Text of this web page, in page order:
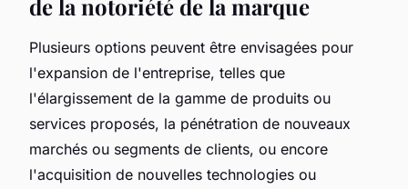
de la notoriété de la marque
Plusieurs options peuvent être envisagées pour
l'expansion de l'entreprise, telles que
l'élargissement de la gamme de produits ou
services proposés, la pénétration de nouveaux
marchés ou segments de clients, ou encore
l'acquisition de nouvelles technologies ou